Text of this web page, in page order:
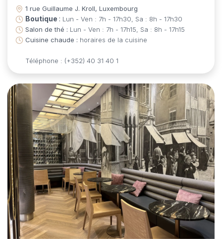
1 rue Guillaume J. Kroll, Luxembourg
Boutique : Lun - Ven : 7h - 17h30, Sa : 8h - 17h30
Salon de thé : Lun - Ven : 7h - 17h15, Sa : 8h - 17h15
Cuisine chaude : horaires de la cuisine
Téléphone : (+352) 40 31 40 1